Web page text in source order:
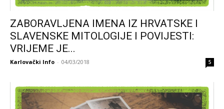
ZABORAVLJENA IMENA IZ HRVATSKE I
SLAVENSKE MITOLOGIJE I POVIJESTI:
VRIJEME JE...
Karlovački Info - 04/03/2018 5